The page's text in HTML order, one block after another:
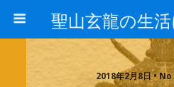
2018年2月8日 •